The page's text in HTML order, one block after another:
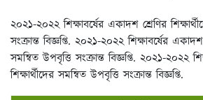
২০২১-২০২২ শিক্ষাবর্ষের একাদশ শ্রেণির
সংক্রান্ত বিজ্ঞপ্তি. ২০২১-২০২২ শিক্ষাবর্ষের একাদশ
সমন্বিত উপবৃত্তি সংক্রান্ত বিজ্ঞপ্তি. ২০২১-২০২২
শিক্ষার্থীদের সমন্বিত উপবৃত্তি সংক্রান্ত বিজ্ঞপ্তি.